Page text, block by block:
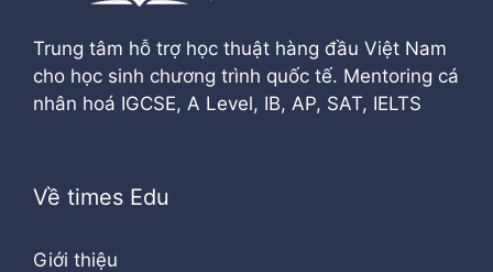
Trung tâm hỗ trợ học thuật hàng đầu Việt Nam
cho học sinh chương trình quốc tế. Mentoring cá
nhân hoá IGCSE, A Level, IB, AP, SAT, IELTS
Về times Edu
Giới thiệu